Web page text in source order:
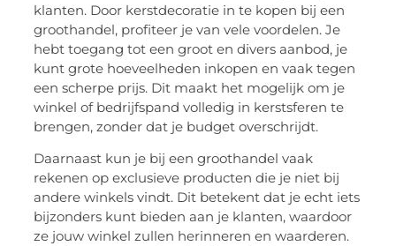
klanten. Door kerstdecoratie in te kopen bij een
groothandel, profiteer je van vele voordelen. Je
hebt toegang tot een groot en divers aanbod, je
kunt grote hoeveelheden inkopen en vaak tegen
een scherpe prijs. Dit maakt het mogelijk om je
winkel of bedrijfspand volledig in kerstsferen te
brengen, zonder dat je budget overschrijdt.
Daarnaast kun je bij een groothandel vaak
rekenen op exclusieve producten die je niet bij
andere winkels vindt. Dit betekent dat je echt iets
bijzonders kunt bieden aan je klanten, waardoor
ze jouw winkel zullen herinneren en waarderen.